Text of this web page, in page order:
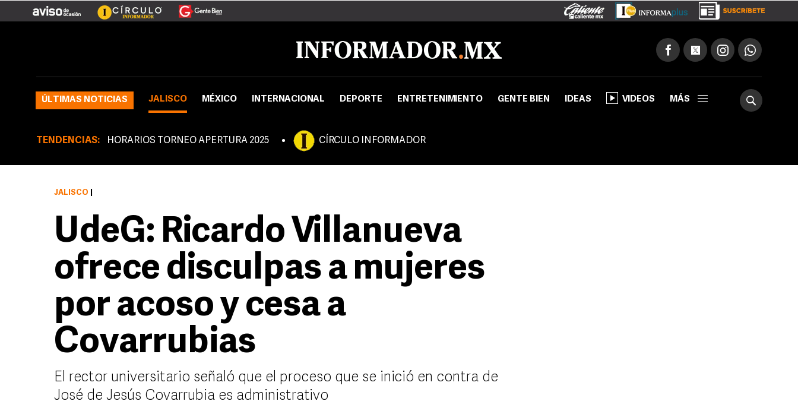
ÚLTIMAS NOTICIAS JALISCO MÉXICO INTERNACIONAL DEPORTE ENTRETENIMIENTO GENTE BIEN IDEAS VIDEOS MÁS
TENDENCIAS: HORARIOS TORNEO APERTURA 2025 CÍRCULO INFORMADOR
JALISCO
UdeG: Ricardo Villanueva
ofrece disculpas a mujeres
por acoso y cesa a
Covarrubias
El rector universitario señaló que el proceso que se inició en contra de
José de Jesús Covarrubia es administrativo